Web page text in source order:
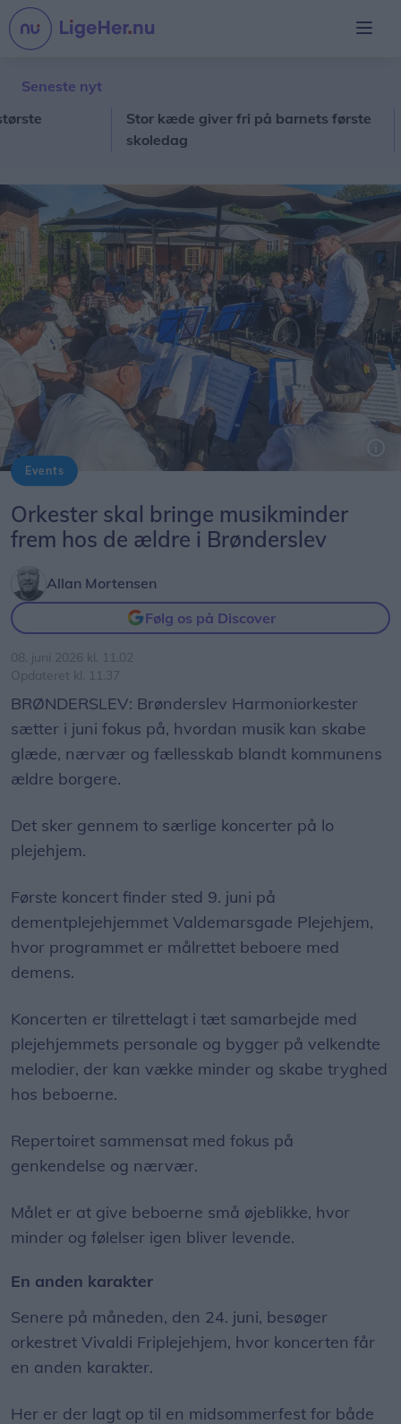
Seneste nyt
Stor kæde giver fri på barnets første
skoledag
Events
Orkester skal bringe musikminder
frem hos de ældre i Brønderslev
Allan Mortensen
Følg os på Discover
08. juni 2026 kl. 11.02
Opdateret kl. 11.37
BRØNDERSLEV: Brønderslev Harmoniorkester
sætter i juni fokus på, hvordan musik kan skabe
glæde, nærvær og fællesskab blandt kommunens
ældre borgere.
Det sker gennem to særlige koncerter på lo
plejehjem.
Første koncert finder sted 9. juni på
dementplejehjemmet Valdemarsgade Plejehjem,
hvor programmet er målrettet beboere med
demens.
Koncerten er tilrettelagt i tæt samarbejde med
plejehjemmets personale og bygger på velkendte
melodier, der kan vække minder og skabe tryghed
hos beboerne.
Repertoiret sammensat med fokus på
genkendelse og nærvær.
Målet er at give beboerne små øjeblikke, hvor
minder og følelser igen bliver levende.
En anden karakter
Senere på måneden, den 24. juni, besøger
orkestret Vivaldi Friplejehjem, hvor koncerten får
en anden karakter.
Her er der lagt op til en midsommerfest for både